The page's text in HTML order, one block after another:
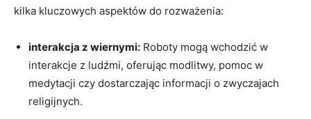
kilka kluczowych aspektów do rozważenia:
interakcja z wiernymi: Roboty mogą wchodzić w
interakcje z ludźmi, oferując modlitwy, pomoc w
medytacji czy dostarczając informacji o zwyczajach
religijnych.